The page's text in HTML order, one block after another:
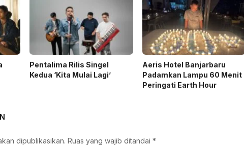
Pentalima Rilis Singel
Kedua ‘Kita Mulai Lagi’
Aeris Hotel Banjarbaru
Padamkan Lampu 60 Menit
Peringati Earth Hour
dipublikasikan. Ruas yang wajib ditandai *